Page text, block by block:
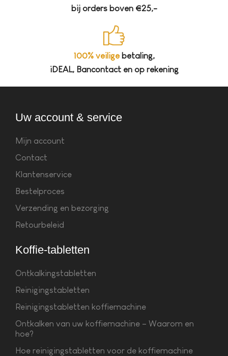
bij orders boven €25,-
100% veiligebetaling,
iDEAL, Bancontact en op rekening
Uw account & service
Mijn account
Contact
Klantenservice
Bestelproces
Verzending en bezorging
Retourbeleid
Koffie-tabletten
Ontkalkingstabletten
Reinigingstabletten
Reinigingstabletten koffiemachine
Ontkalken van uw koffiemachine – Waarom en
hoe?
Hoe reinigingstabletten voor de koffiemachine